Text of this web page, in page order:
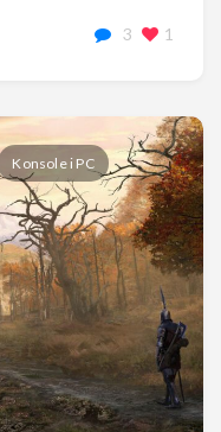
3 1
Konsole i PC